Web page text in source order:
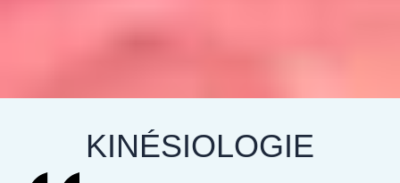
KINÉSIOLOGIE